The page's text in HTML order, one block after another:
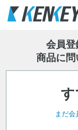
会員登
商品に問
まだ